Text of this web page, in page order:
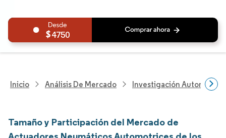
4750
Inicio Análisis De Mercado Investigación Automotriz
Tamaño y Participación del Mercado de